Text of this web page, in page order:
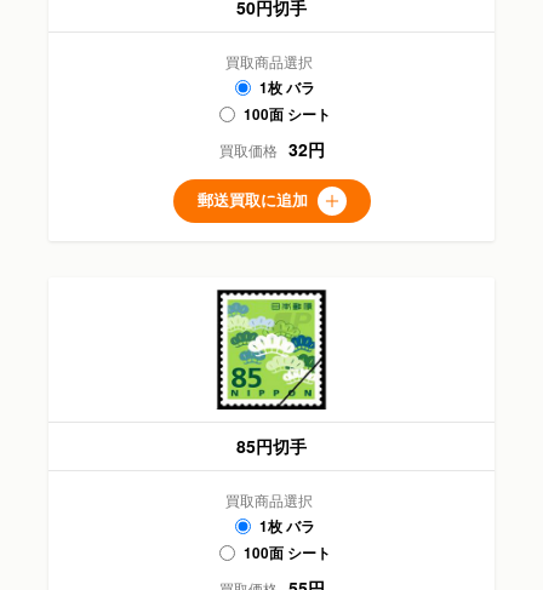
50円切手
買取商品選択
1枚 バラ
100面 シート
買取価格 32円
郵送買取に追加
85円切手
買取商品選択
1枚 バラ
100面 シート